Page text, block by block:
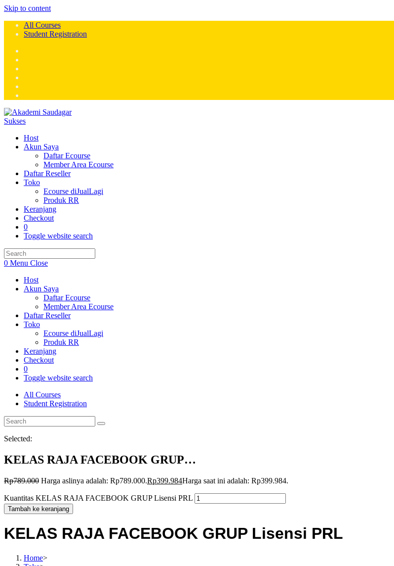
Skip to content
All Courses
Student Registration
Host
Akun Saya
Daftar Ecourse
Member Area Ecourse
Daftar Reseller
Toko
Ecourse diJualLagi
Produk RR
Keranjang
Checkout
0
Toggle website search
0 Menu Close
Host
Akun Saya
Daftar Ecourse
Member Area Ecourse
Daftar Reseller
Toko
Ecourse diJualLagi
Produk RR
Keranjang
Checkout
0
Toggle website search
All Courses
Student Registration
Selected:
KELAS RAJA FACEBOOK GRUP…
Rp789.000 Harga aslinya adalah: Rp789.000.Rp399.984Harga saat ini adalah: Rp399.984.
Kuantitas KELAS RAJA FACEBOOK GRUP Lisensi PRL
Tambah ke keranjang
KELAS RAJA FACEBOOK GRUP Lisensi PRL
Home>